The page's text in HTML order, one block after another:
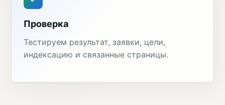
Проверка
Тестируем результат, заявки, цели,
индексацию и связанные страницы.